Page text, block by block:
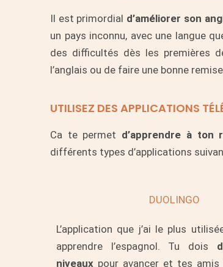
Il est primordial d’améliorer son
un pays inconnu, avec une langue
des difficultés dès les premières
l’anglais ou de faire une bonne
UTILISEZ DES APPLICATIONS
Ca te permet d’apprendre à ton
différents types d’applications
DUOLINGO
L’application que j’ai le plus
apprendre l’espagnol. Tu dois
niveaux pour avancer et tes amis